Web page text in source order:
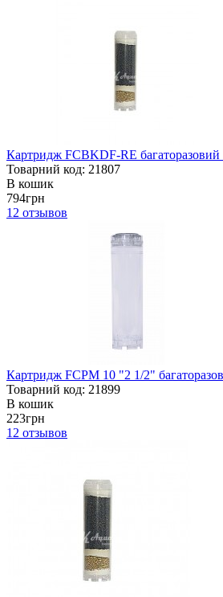
Картридж FCBKDF-RE багаторазовий
Товарний код: 21807
В кошик
794грн
12 отзывов
Картридж FCPM 10 "2 1/2"
Товарний код: 21899
В кошик
223грн
12 отзывов